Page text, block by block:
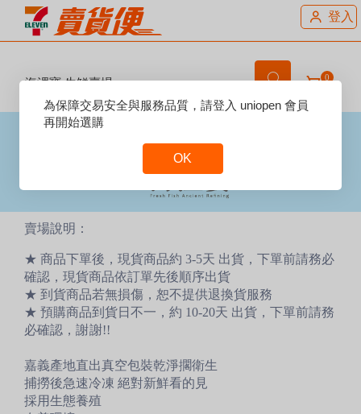
登入
海浬寶 生鮮賣場 0
賣場說明：
★ 商品下單後，現貨商品約 3-5天 出貨，下單前請務必
確認，現貨商品依訂單先後順序出貨
★ 到貨商品若無損傷，恕不提供退換貨服務
★ 預購商品到貨日不一，約 10-20天 出貨，下單前請務
必確認，謝謝!!
嘉義產地直出真空包裝乾淨擱衛生
捕撈後急速冷凍 絕對新鮮看的見
採用生態養殖
Reset
Focus
為保障交易安全與服務品質，請登入 uniopen 會員
再開始選購
OK